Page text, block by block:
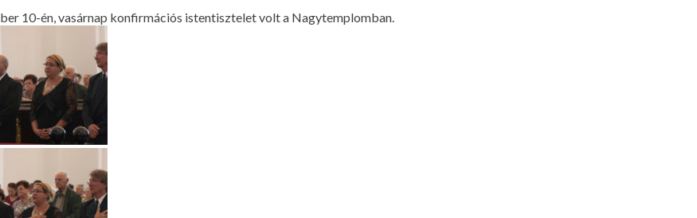
10-én, vasárnap konfirmációs istentisztelet volt a Nagytemplomban.